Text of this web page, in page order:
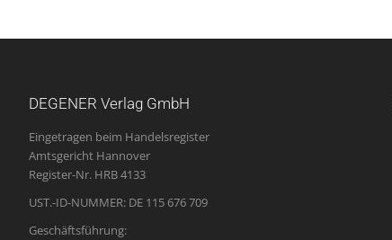
DEGENER Verlag GmbH
Eingetragen beim Handelsregister
Amtsgericht Hannover
Register-Nr. HRB 4133
UST.-ID-NUMMER: DE 115 676 709
Geschäftsführung: